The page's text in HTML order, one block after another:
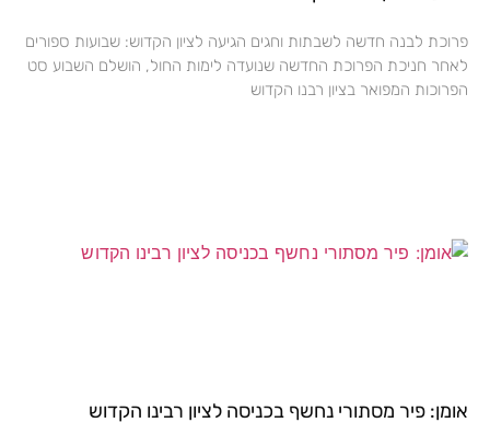
פרוכת לבנה חדשה לשבתות וחגים הגיעה לציון הקדוש: שבועות ספורים
לאחר חניכת הפרוכת החדשה שנועדה לימות החול, הושלם השבוע סט
הפרוכות המפואר בציון רבנו הקדוש
אומן: פיר מסתורי נחשף בכניסה לציון רבינו הקדוש